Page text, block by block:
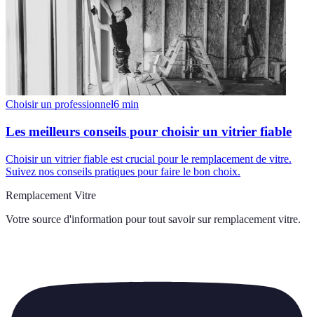
Choisir un professionnel6 min
Les meilleurs conseils pour choisir un vitrier fiable
Choisir un vitrier fiable est crucial pour le remplacement de vitre.
Suivez nos conseils pratiques pour faire le bon choix.
Remplacement Vitre
Votre source d'information pour tout savoir sur remplacement vitre.